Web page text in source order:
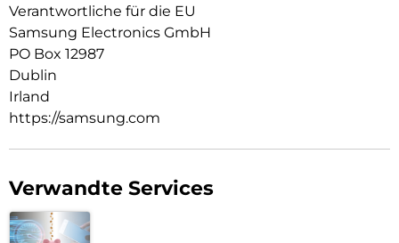
Verantwortliche für die EU
Samsung Electronics GmbH
PO Box 12987
Dublin
Irland
https://samsung.com
Verwandte Services